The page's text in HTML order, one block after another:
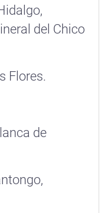
del Chico
Flores.
de